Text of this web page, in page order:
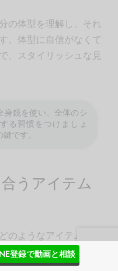
の体型を理解し、それ
。体型に自信がなくて
、スタイリッシュな見
身鏡を使い、全体のシ
る習慣をつけましょ
です。
うアイテム
のようなアイテムが適
より洗練されたコーデ
的なアイテム選びのポ
登録で動画と相談